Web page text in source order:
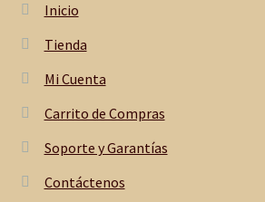
Inicio
Tienda
Mi Cuenta
Carrito de Compras
Soporte y Garantías
Contáctenos